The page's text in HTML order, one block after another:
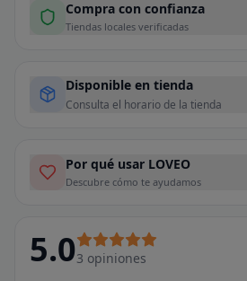
Compra con confianza
Tiendas locales verificadas
Disponible en tienda
Consulta el horario de la tienda
Por qué usar LOVEO
Descubre cómo te ayudamos
5.03 opiniones